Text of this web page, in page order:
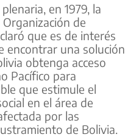
en 1979, la
de
que es de interés
encontrar una solución
obtenga acceso
Pacífico para
que estimule el
en el área de
por las
de Bolivia.